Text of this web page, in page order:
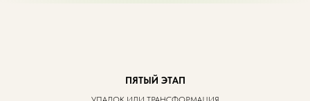
ПЯТЫЙ ЭТАП